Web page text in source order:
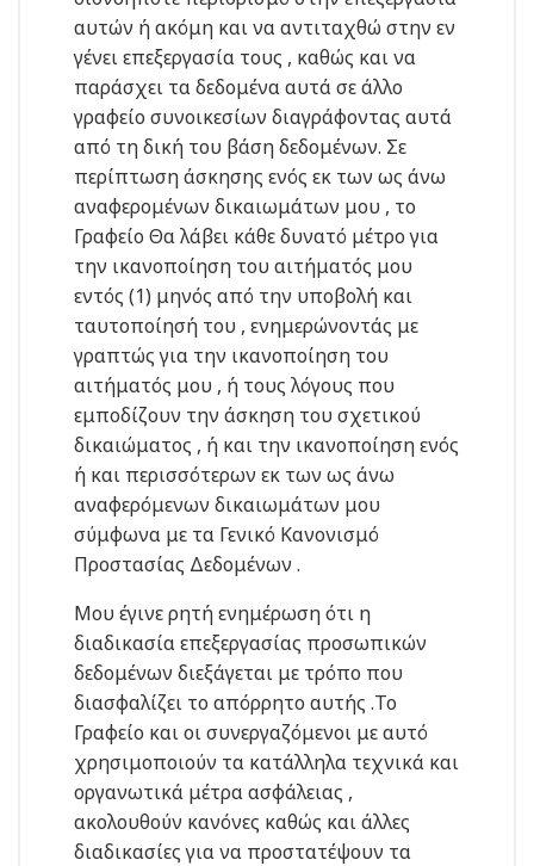
αυτών ή ακόμη και να αντιταχθώ στην εν
γένει επεξεργασία τους , καθώς και να
παράσχει τα δεδομένα αυτά σε άλλο
γραφείο συνοικεσίων διαγράφοντας αυτά
από τη δική του βάση δεδομένων. Σε
περίπτωση άσκησης ενός εκ των ως άνω
αναφερομένων δικαιωμάτων μου , το
Γραφείο Θα λάβει κάθε δυνατό μέτρο για
την ικανοποίηση του αιτήματός μου
εντός (1) μηνός από την υποβολή και
ταυτοποίησή του , ενημερώνοντάς με
γραπτώς για την ικανοποίηση του
αιτήματός μου , ή τους λόγους που
εμποδίζουν την άσκηση του σχετικού
δικαιώματος , ή και την ικανοποίηση ενός
ή και περισσότερων εκ των ως άνω
αναφερόμενων δικαιωμάτων μου
σύμφωνα με τα Γενικό Κανονισμό
Προστασίας Δεδομένων .
Μου έγινε ρητή ενημέρωση ότι η
διαδικασία επεξεργασίας προσωπικών
δεδομένων διεξάγεται με τρόπο που
διασφαλίζει το απόρρητο αυτής .Το
Γραφείο και οι συνεργαζόμενοι με αυτό
χρησιμοποιούν τα κατάλληλα τεχνικά και
οργανωτικά μέτρα ασφάλειας ,
ακολουθούν κανόνες καθώς και άλλες
διαδικασίες για να προστατέψουν τα